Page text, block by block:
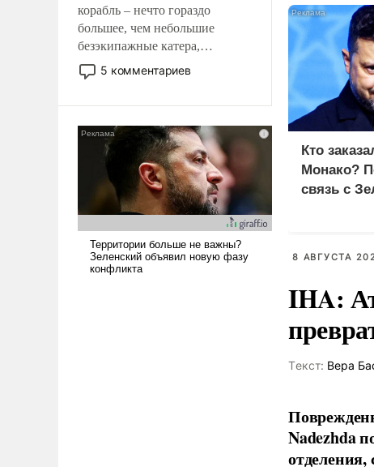
корабль – нечто гораздо
большее, чем небольшие
безэкипажные катера,
применение которых уже
стало обыденностью. Задача по
и ее реализация радикально
поднимет наши боевые
возможности.
5 комментариев
Кто
Монако?
связь с
8 АВГУСТА
IHA:
Tекст: Вера
Nadezhda